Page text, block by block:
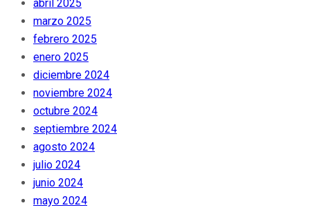
abril 2025
marzo 2025
febrero 2025
enero 2025
diciembre 2024
noviembre 2024
octubre 2024
septiembre 2024
agosto 2024
julio 2024
junio 2024
mayo 2024